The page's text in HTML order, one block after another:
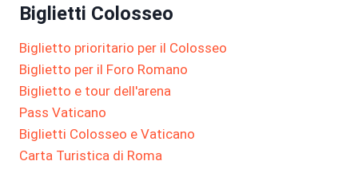
Biglietti Colosseo
Biglietto prioritario per il Colosseo
Biglietto per il Foro Romano
Biglietto e tour dell'arena
Pass Vaticano
Biglietti Colosseo e Vaticano
Carta Turistica di Roma